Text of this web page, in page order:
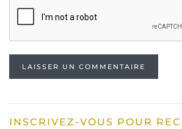
LAISSER UN COMMENTAIRE
INSCRIVEZ-VOUS POUR